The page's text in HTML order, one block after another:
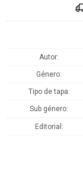
Autor
Género
Tipo de tapa
Sub género
Editorial